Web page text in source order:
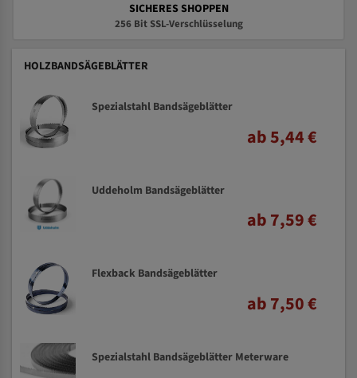
SICHERES SHOPPEN
256 Bit SSL-Verschlüsselung
HOLZBANDSÄGEBLÄTTER
Spezialstahl Bandsägeblätter
ab 5,44 €
Uddeholm Bandsägeblätter
ab 7,59 €
Flexback Bandsägeblätter
ab 7,50 €
Spezialstahl Bandsägeblätter Meterware